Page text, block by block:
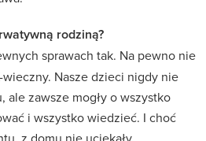
rodziną?
sprawach tak. Na pewno nie
Nasze dzieci nigdy nie
ale zawsze mogły o wszystko
i wszystko wiedzieć. I choć